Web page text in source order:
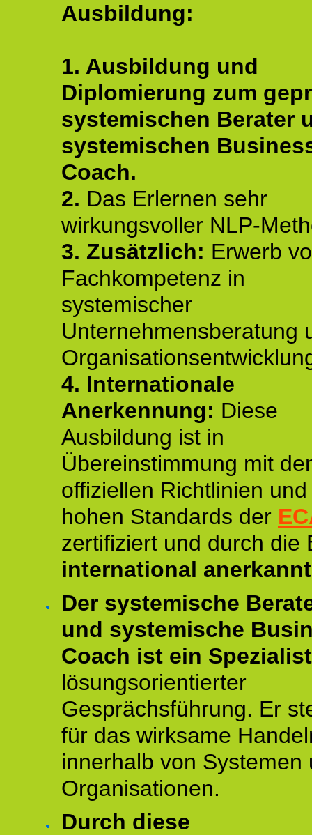
Ausbildung:
1. Ausbildung und
Diplomierung zum
systemischen Berater
systemischen
Coach.
2. Das Erlernen sehr
wirkungsvoller NLP-
3. Zusätzlich: Erwerb
Fachkompetenz in
systemischer
Unternehmensberatung
4. Internationale
Anerkennung: Diese
Ausbildung ist in
Übereinstimmung mit
offiziellen Richtlinien
hohen Standards der
zertifiziert und durch die
international
Der systemische
und systemische
Coach ist ein
lösungsorientierter
Gesprächsführung. Er
für das wirksame
innerhalb von Systemen
Organisationen.
Durch diese